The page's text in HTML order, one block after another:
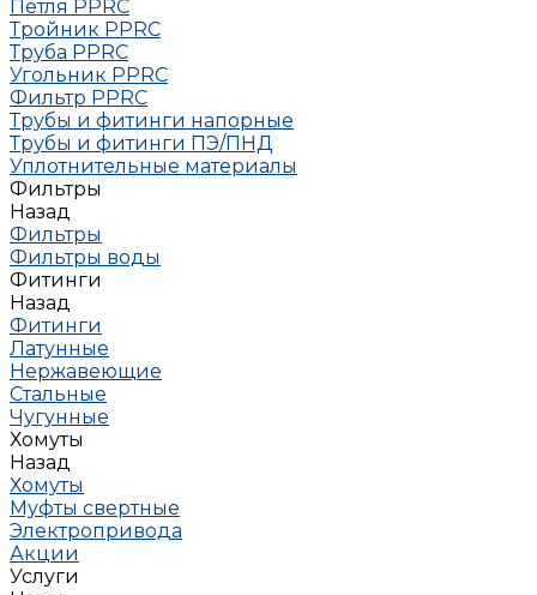
Петля РРRC
Тройник РРRC
Труба РРRC
Угольник РРRC
Фильтр PPRC
Трубы и фитинги напорные
Трубы и фитинги ПЭ/ПНД
Уплотнительные материалы
Фильтры
Назад
Фильтры
Фильтры воды
Фитинги
Назад
Фитинги
Латунные
Нержавеющие
Стальные
Чугунные
Хомуты
Назад
Хомуты
Муфты свертные
Электропривода
Акции
Услуги